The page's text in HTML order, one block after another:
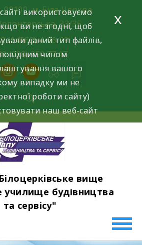
09100, м. Біла Церква
33/35
(04563) 4-06-29
(098) 250 77 17
youtube
вище
училище будівництва
та сервісу"
використовуємо
ви не згодні, щоб
даний тип файлів,
чином
вашого
випадку ми не
роботи сайту)
наш веб-сайт
x